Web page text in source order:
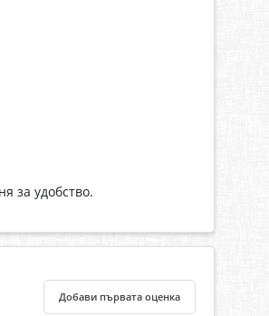
за удобство.
Добави първата оценка